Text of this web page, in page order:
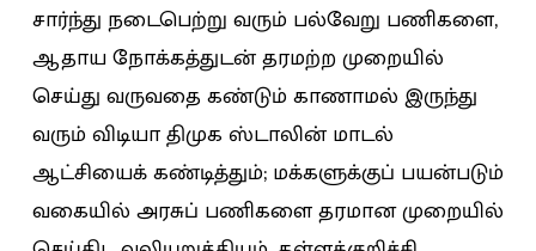
சார்ந்து நடைபெற்று வரும் பல்வேறு பணிகளை,
ஆதாய நோக்கத்துடன் தரமற்ற முறையில்
செய்து வருவதை கண்டும் காணாமல் இருந்து
வரும் விடியா திமுக ஸ்டாலின் மாடல்
ஆட்சியைக் கண்டித்தும்; மக்களுக்குப் பயன்படும்
வகையில் அரசுப் பணிகளை தரமான முறையில்